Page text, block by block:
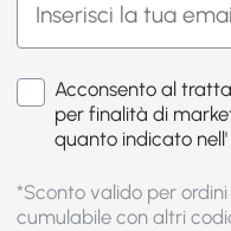
Acconsento al
per finalità di
quanto indicato nell'
*Sconto valido per
cumulabile con altri